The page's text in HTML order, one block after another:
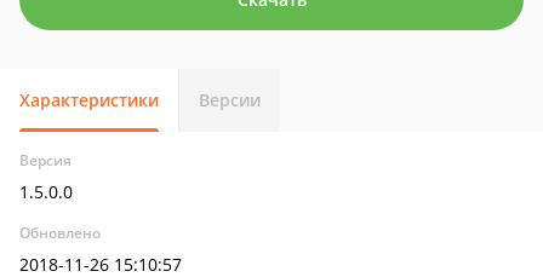
Характеристики Версии
Версия
1.5.0.0
Обновлено
2018-11-26 15:10:57